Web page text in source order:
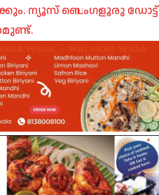
ന്യൂസ് ബെംഗളൂരു ഡോട്ട്